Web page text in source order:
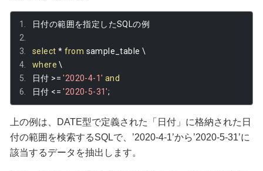
日付の範囲を指定したSQLの例
select * from sample_table \
where \
日付 >= '2020-4-1' and
日付 <= '2020-5-31';
上の例は、DATE型で定義された「日付」に格納された日
付の範囲を検索するSQLで、’2020-4-1’から’2020-5-31’に
該当するデータを抽出します。